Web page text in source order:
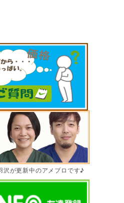
沢が更新中のアメブロです♪